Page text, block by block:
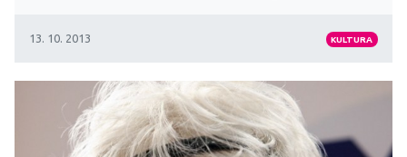
13. 10. 2013 KULTURA